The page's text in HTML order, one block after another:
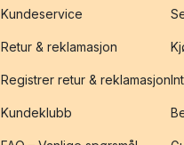
Kundeservice
Retur & reklamasjon
Registrer retur & reklamasjon
Kundeklubb